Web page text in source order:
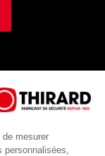
mesurer
personnalisées,